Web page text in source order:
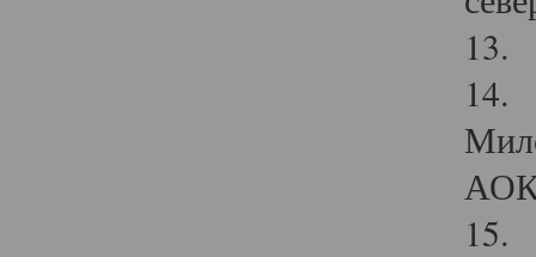
13.
14.
15.